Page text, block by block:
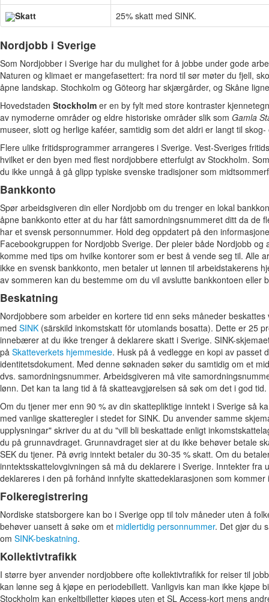
Skatt
25% skatt med SINK.
Nordjobb i Sverige
Som Nordjobber i Sverige har du mulighet for å jobbe under gode
Naturen og klimaet er mangefasettert: fra nord til sør møter du fjell,
åpne landskap. Stochkolm og Göteorg har skjærgårder, og Skåne
Hovedstaden Stockholm er en by fylt med store kontraster
av nymoderne områder og eldre historiske områder slik som Gamla
museer, slott og herlige kaféer, samtidig som det aldri er langt til
Flere ulike fritidsprogrammer arrangeres i Sverige. Vest-Sveriges
hvilket er den byen med flest nordjobbere etterfulgt av Stockholm.
du ikke unngå å gå glipp typiske svenske tradisjoner som
Bankkonto
Spør arbeidsgiveren din eller Nordjobb om du trenger en lokal
åpne bankkonto etter at du har fått samordningsnummeret ditt da de
har et svensk personnummer. Hold deg oppdatert på den
Facebookgruppen for Nordjobb Sverige. Der pleier både Nordjobb og
komme med tips om hvilke kontorer som er best å vende seg til. Alle
ikke en svensk bankkonto, men betaler ut lønnen til arbeidstakerens
av sommeren kan du bestemme om du vil avslutte bankkontoen eller
Beskatning
Nordjobbere som arbeider en kortere tid enn seks måneder beskattes
med SINK (särskild inkomstskatt för utomlands bosatta). Dette er 25
innebærer at du ikke trenger å deklarere skatt i Sverige. SINK-
på Skatteverkets hjemmeside. Husk på å vedlegge en kopi av passet
identitetsdokument. Med denne søknaden søker du samtidig om et
dvs. samordningsnummer. Arbeidsgiveren må vite
lønn. Det kan ta lang tid å få skatteavgjørelsen så søk om det i god tid.
Om du tjener mer enn 90 % av din skattepliktige inntekt i Sverige så
med vanlige skatteregler i stedet for SINK. Du anvender samme
upplysningar" skriver du at du "vill bli beskattade enligt
du på grunnavdraget. Grunnavdraget sier at du ikke behøver betale
SEK du tjener. På øvrig inntekt betaler du 30-35 % skatt. Om du
inntektsskattelovgivningen så må du deklarere i Sverige. Inntekter fra
deklareres i den på forhånd innfylte skattedeklarasjonen som
Folkeregistrering
Nordiske statsborgere kan bo i Sverige opp til tolv måneder uten å
behøver uansett å søke om et midlertidig personnummer. Det gjør du
om SINK-beskatning.
Kollektivtrafikk
I større byer anvender nordjobbere ofte kollektivtrafikk for reiser til
kan lønne seg å kjøpe en periodebillett. Vanligvis kan man ikke kjøpe
Stockholm kan enkeltbilletter kjøpes uten et SL Access-kort mens